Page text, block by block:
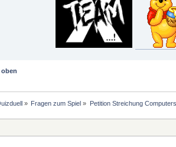
oben
» Fragen zum Spiel » Petition Streichung